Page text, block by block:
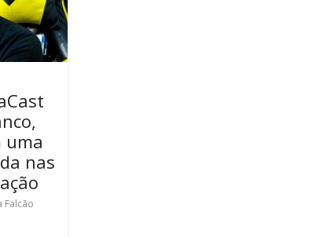
uma
nas
Falcão